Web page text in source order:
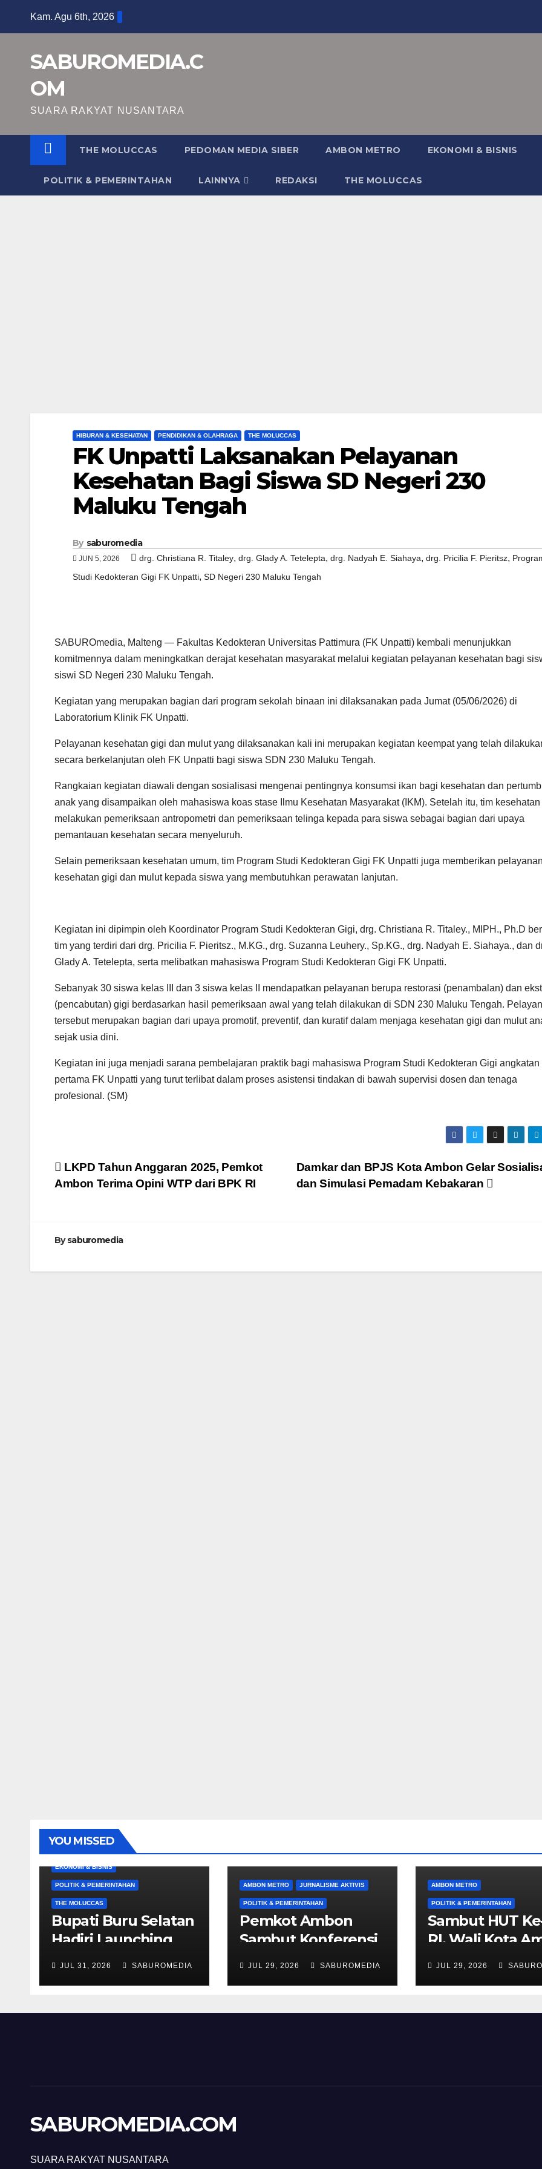
Kam. Agu 6th, 2026
SABUROMEDIA.C
OM
SUARA RAKYAT NUSANTARA
THE MOLUCCAS PEDOMAN MEDIA SIBER AMBON METRO EKONOMI & BISNIS
POLITIK & PEMERINTAHAN LAINNYA REDAKSI THE MOLUCCAS
HIBURAN & KESEHATAN PENDIDIKAN & OLAHRAGA THE MOLUCCAS
FK Unpatti Laksanakan Pelayanan
Kesehatan Bagi Siswa SD Negeri 230
Maluku Tengah
By saburomedia
JUN 5, 2026 drg. Christiana R. Titaley, drg. Glady A. Tetelepta, drg. Nadyah E. Siahaya, drg. Pricilia F. Pieritsz,
Studi Kedokteran Gigi FK Unpatti, SD Negeri 230 Maluku Tengah
SABUROmedia, Malteng — Fakultas Kedokteran Universitas Pattimura (FK Unpatti) kembali menunjukkan
komitmennya dalam meningkatkan derajat kesehatan masyarakat melalui kegiatan pelayanan kesehatan bagi
siswi SD Negeri 230 Maluku Tengah.
Kegiatan yang merupakan bagian dari program sekolah binaan ini dilaksanakan pada Jumat (05/06/2026) di
Laboratorium Klinik FK Unpatti.
Pelayanan kesehatan gigi dan mulut yang dilaksanakan kali ini merupakan kegiatan keempat yang telah
secara berkelanjutan oleh FK Unpatti bagi siswa SDN 230 Maluku Tengah.
Rangkaian kegiatan diawali dengan sosialisasi mengenai pentingnya konsumsi ikan bagi kesehatan dan
anak yang disampaikan oleh mahasiswa koas stase Ilmu Kesehatan Masyarakat (IKM). Setelah itu, tim kesehatan
melakukan pemeriksaan antropometri dan pemeriksaan telinga kepada para siswa sebagai bagian dari upaya
pemantauan kesehatan secara menyeluruh.
Selain pemeriksaan kesehatan umum, tim Program Studi Kedokteran Gigi FK Unpatti juga memberikan
kesehatan gigi dan mulut kepada siswa yang membutuhkan perawatan lanjutan.
Kegiatan ini dipimpin oleh Koordinator Program Studi Kedokteran Gigi, drg. Christiana R. Titaley., MIPH., Ph.D
tim yang terdiri dari drg. Pricilia F. Pieritsz., M.KG., drg. Suzanna Leuhery., Sp.KG., drg. Nadyah E. Siahaya., dan
Glady A. Tetelepta, serta melibatkan mahasiswa Program Studi Kedokteran Gigi FK Unpatti.
Sebanyak 30 siswa kelas III dan 3 siswa kelas II mendapatkan pelayanan berupa restorasi (penambalan) dan
(pencabutan) gigi berdasarkan hasil pemeriksaan awal yang telah dilakukan di SDN 230 Maluku Tengah.
tersebut merupakan bagian dari upaya promotif, preventif, dan kuratif dalam menjaga kesehatan gigi dan mulut
sejak usia dini.
Kegiatan ini juga menjadi sarana pembelajaran praktik bagi mahasiswa Program Studi Kedokteran Gigi angkatan
pertama FK Unpatti yang turut terlibat dalam proses asistensi tindakan di bawah supervisi dosen dan tenaga
profesional. (SM)
Navigasi
Damkar dan BPJS Kota Ambon Gelar
dan Simulasi Pemadam Kebakaran
LKPD Tahun Anggaran 2025, Pemkot
Ambon Terima Opini WTP dari BPK RI
Bysaburomedia
YOU MISSED
EKONOMI & BISNIS
POLITIK & PEMERINTAHAN
THE MOLUCCAS
Bupati Buru Selatan
Hadiri Launching
Penanaman
JUL 31, 2026 SABUROMEDIA
AMBON METRO JURNALISME AKTIVIS
POLITIK & PEMERINTAHAN
Pemkot Ambon
Sambut Konferensi
Wilayah Muslimat
Menteri PPPA
JUL 29, 2026 SABUROMEDIA
AMBON METRO
POLITIK & PEMERINTAHAN
Sambut HUT
RI, Wali Kota
Imbau Warga
Agustus
JUL 29, 2026
SABUROMEDIA.COM
SUARA RAKYAT NUSANTARA